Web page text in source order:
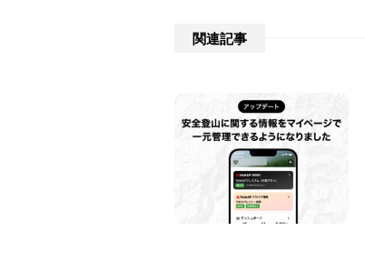
関連記事